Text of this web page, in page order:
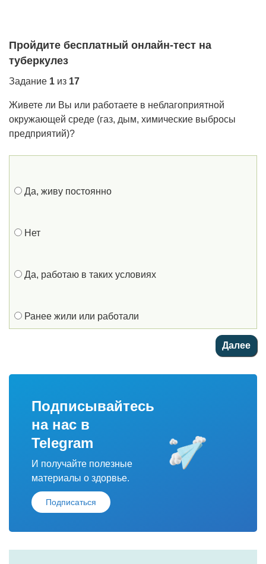
Пройдите бесплатный онлайн-тест на
туберкулез
Задание 1 из 17
Живете ли Вы или работаете в неблагоприятной
окружающей среде (газ, дым, химические выбросы
предприятий)?
Да, живу постоянно
Нет
Да, работаю в таких условиях
Ранее жили или работали
Подписывайтесь
на нас в
Telegram
И получайте полезные
материалы о здорвье.
Подписаться